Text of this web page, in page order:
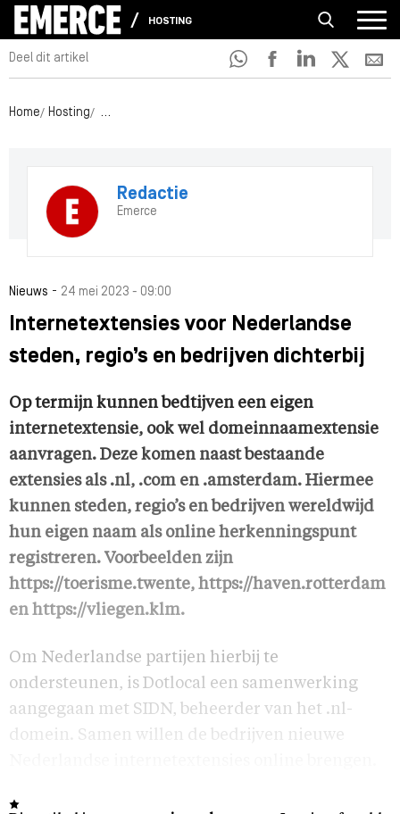
HOSTING
Deel dit artikel
Home Hosting Internetextensies voor Nederlandse steden, regio’s
Redactie
Emerce
Nieuws - 24 mei 2023 - 09:00
Internetextensies voor Nederlandse
steden, regio’s en bedrijven dichterbij
Op termijn kunnen bedtijven een eigen
internetextensie, ook wel domeinnaamextensie
aanvragen. Deze komen naast bestaande
extensies als .nl, .com en .amsterdam. Hiermee
kunnen steden, regio’s en bedrijven wereldwijd
hun eigen naam als online herkenningspunt
registreren. Voorbeelden zijn
https://toerisme.twente, https://haven.rotterdam
en https://vliegen.klm.
Om Nederlandse partijen hierbij te
ondersteunen, is Dotlocal een samenwerking
aangegaan met SIDN, beheerder van het .nl-
domein. Samen willen de bedrijven nieuwe